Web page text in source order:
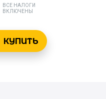
ВСЕ НАЛОГИ
ВКЛЮЧЕНЫ
КУПИТЬ